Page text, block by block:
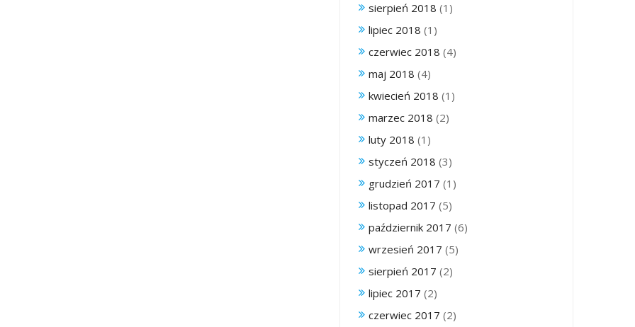
sierpień 2018 (1)
lipiec 2018 (1)
czerwiec 2018 (4)
maj 2018 (4)
kwiecień 2018 (1)
marzec 2018 (2)
luty 2018 (1)
styczeń 2018 (3)
grudzień 2017 (1)
listopad 2017 (5)
październik 2017 (6)
wrzesień 2017 (5)
sierpień 2017 (2)
lipiec 2017 (2)
czerwiec 2017 (2)